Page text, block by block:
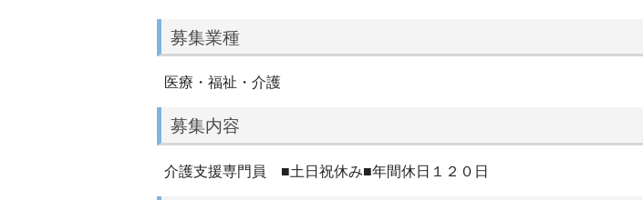
募集業種
医療・福祉・介護
募集内容
介護支援専門員 ■土日祝休み■年間休日１２０日